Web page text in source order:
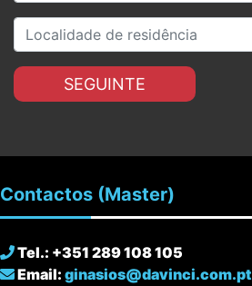
SEGUINTE
Contactos (Master)
Tel.: +351 289 108 105
Email: ginasios@davinci.com.pt